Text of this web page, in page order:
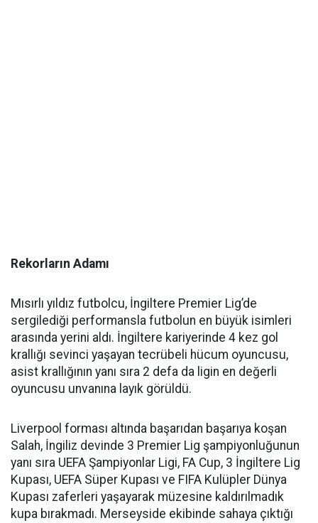
Rekorların Adamı
Mısırlı yıldız futbolcu, İngiltere Premier Lig’de
sergilediği performansla futbolun en büyük isimleri
arasında yerini aldı. İngiltere kariyerinde 4 kez gol
krallığı sevinci yaşayan tecrübeli hücum oyuncusu,
asist krallığının yanı sıra 2 defa da ligin en değerli
oyuncusu unvanına layık görüldü.
Liverpool forması altında başarıdan başarıya koşan
Salah, İngiliz devinde 3 Premier Lig şampiyonluğunun
yanı sıra UEFA Şampiyonlar Ligi, FA Cup, 3 İngiltere Lig
Kupası, UEFA Süper Kupası ve FIFA Kulüpler Dünya
Kupası zaferleri yaşayarak müzesine kaldırılmadık
kupa bırakmadı. Merseyside ekibinde sahaya çıktığı